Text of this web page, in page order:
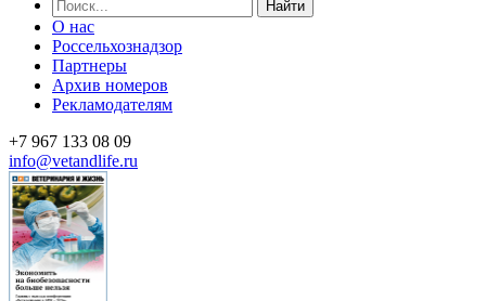
Найти
О нас
Россельхознадзор
Партнеры
Архив номеров
Рекламодателям
+7 967 133 08 09
info@vetandlife.ru